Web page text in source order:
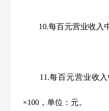
10.每百元营业收入中
11.每百元营业收入
×100，单位：元。